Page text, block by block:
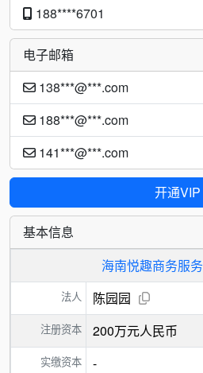
188****6701
电子邮箱
138***@***.com
188***@***.com
141***@***.com
开通VIP
基本信息
海南悦趣商务服
法人 陈园园
注册资本 200万元人民币
实缴资本 -